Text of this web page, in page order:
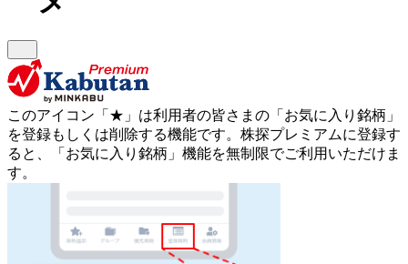
このアイコン 「★」 は利用者の皆さまの 「お気に入り銘柄」
を登録もしくは削除する機能です。 株探プレミアムに登録す
ると、「お気に入り銘柄」機能を無制限でご利用いただけま
す。